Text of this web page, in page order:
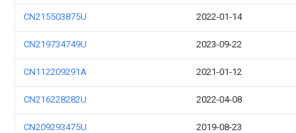
CN215503875U 2022-01-14
CN219734749U 2023-09-22
CN112209291A 2021-01-12
CN216228282U 2022-04-08
CN209293475U 2019-08-23